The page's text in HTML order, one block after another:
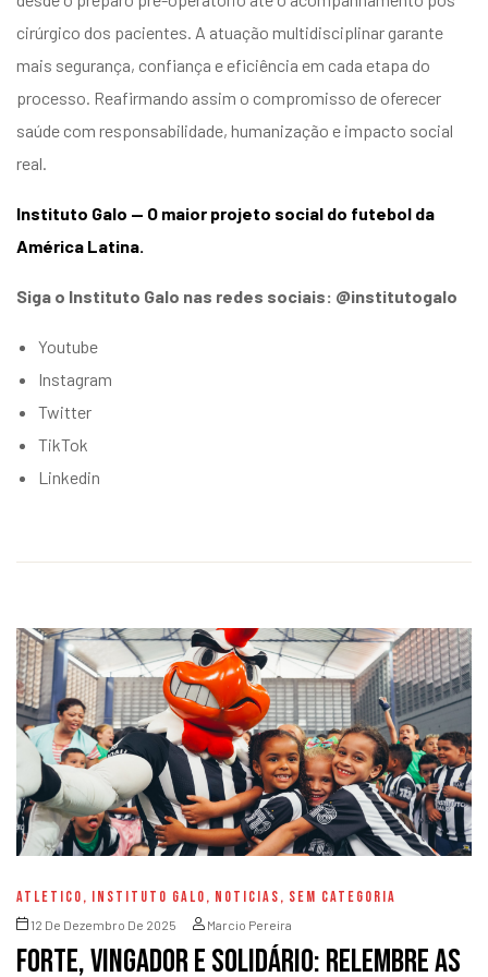
cirúrgico dos pacientes. A atuação multidisciplinar garante
mais segurança, confiança e eficiência em cada etapa do
processo. Reafirmando assim o compromisso de oferecer
saúde com responsabilidade, humanização e impacto social
real.
Instituto Galo — O maior projeto social do futebol da
América Latina.
Siga o Instituto Galo nas redes sociais: @institutogalo
Youtube
Instagram
Twitter
TikTok
Linkedin
ATLETICO, INSTITUTO GALO, NOTICIAS, SEM CATEGORIA
12 De Dezembro De 2025 Marcio Pereira
Forte, Vingador e Solidário: relembre as